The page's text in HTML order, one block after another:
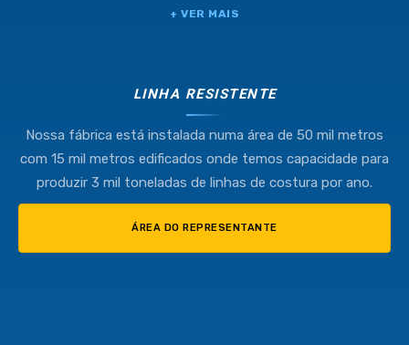
Industria e Comercio de Linhas
(11) 4634-8500
+ VER MAIS
LINHA RESISTENTE
Nossa fábrica está instalada numa área de 50 mil metros
com 15 mil metros edificados onde temos capacidade para
produzir 3 mil toneladas de linhas de costura por ano.
ÁREA DO REPRESENTANTE